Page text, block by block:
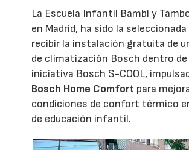
La Escuela Infantil Bambi y
en Madrid, ha sido la seleccionada
recibir la instalación gratuita de
de climatización Bosch dentro de
iniciativa Bosch S-COOL,
Bosch Home Comfort para
condiciones de confort térmico
de educación infantil.